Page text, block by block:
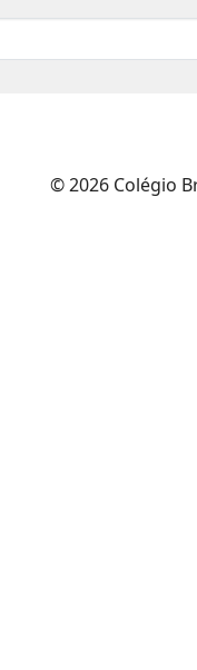
© 2026 Colégio